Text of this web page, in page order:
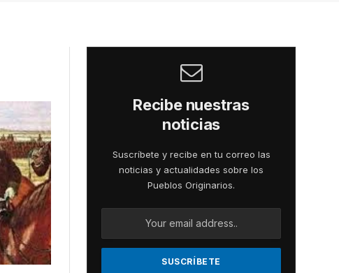
Recibe nuestras
noticias
Suscríbete y recibe en tu correo las
noticias y actualidades sobre los
Pueblos Originarios.